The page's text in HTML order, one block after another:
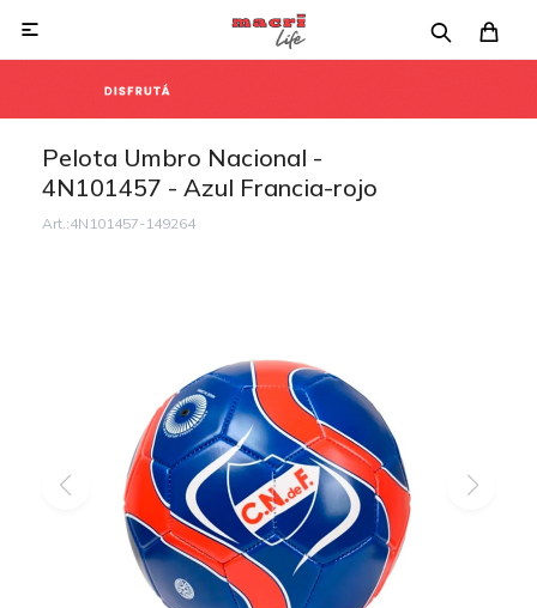

Pelota Umbro Nacional -
4N101457 - Azul Francia-rojo
4N101457-149264